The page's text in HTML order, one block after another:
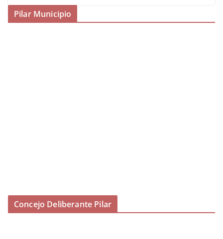
Pilar Municipio
Concejo Deliberante Pilar